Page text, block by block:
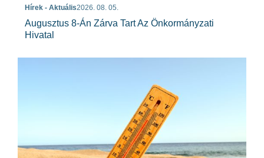
Hírek - Aktuális2026. 08. 05.
Augusztus 8-Án Zárva Tart Az Önkormányzati
Hivatal